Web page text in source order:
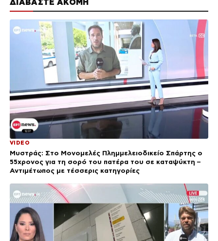
ΔΙΑΒΑΣΤΕ ΑΚΟΜΗ
VIDEO
Μυστράς: Στο Μονομελές Πλημμελειοδικείο Σπάρτης ο
55χρονος για τη σορό του πατέρα του σε καταψύκτη –
Αντιμέτωπος με τέσσερις κατηγορίες